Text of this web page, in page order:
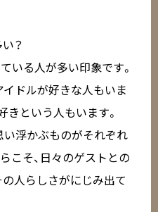
？
いる人が多い印象です。
イドルが好きな人もいま
きという人もいます。
い浮かぶものがそれぞれ
こそ、日々のゲストとの
人らしさがにじみ出て